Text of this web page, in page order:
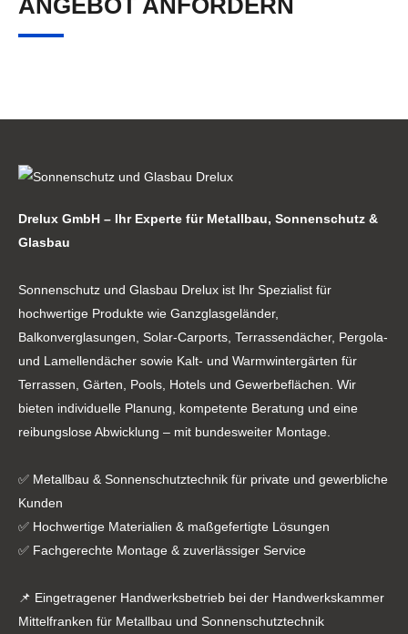
Drelux GmbH – Ihr Experte für Metallbau, Sonnenschutz &
Glasbau
Sonnenschutz und Glasbau Drelux ist Ihr Spezialist für
hochwertige Produkte wie Ganzglasgeländer,
Balkonverglasungen, Solar-Carports, Terrassendächer, Pergola-
und Lamellendächer sowie Kalt- und Warmwintergärten für
Terrassen, Gärten, Pools, Hotels und Gewerbeflächen. Wir
bieten individuelle Planung, kompetente Beratung und eine
reibungslose Abwicklung – mit bundesweiter Montage.
✅ Metallbau & Sonnenschutztechnik für private und gewerbliche
Kunden
✅ Hochwertige Materialien & maßgefertigte Lösungen
✅ Fachgerechte Montage & zuverlässiger Service
📌 Eingetragener Handwerksbetrieb bei der Handwerkskammer
Mittelfranken für Metallbau und Sonnenschutztechnik